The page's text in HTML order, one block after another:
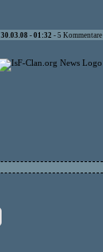
30.03.08 - 01:32 - 5 Kommentare